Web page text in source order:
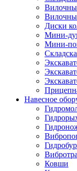
Диски
Мини-
Мини-
Навесное
Ковши